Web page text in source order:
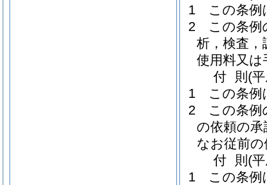
1
この条例
2
この条例
析，検査
使用料又
付 則 (
1
この条例
2
この条例
の依頼の
なお従前
付 則 (
1
この条例